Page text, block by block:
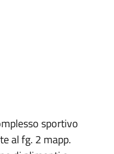
sportivo
al fg. 2 mapp.